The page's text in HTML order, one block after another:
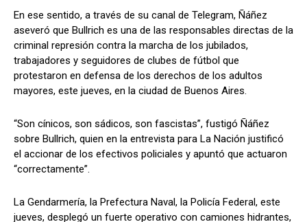
En ese sentido, a través de su canal de Telegram, Ñáñez
aseveró que Bullrich es una de las responsables directas de la
criminal represión contra la marcha de los jubilados,
trabajadores y seguidores de clubes de fútbol que
protestaron en defensa de los derechos de los adultos
mayores, este jueves, en la ciudad de Buenos Aires.
“Son cínicos, son sádicos, son fascistas”, fustigó Ñáñez
sobre Bullrich, quien en la entrevista para La Nación justificó
el accionar de los efectivos policiales y apuntó que actuaron
“correctamente”.
La Gendarmería, la Prefectura Naval, la Policía Federal, este
jueves, desplegó un fuerte operativo con camiones hidrantes,